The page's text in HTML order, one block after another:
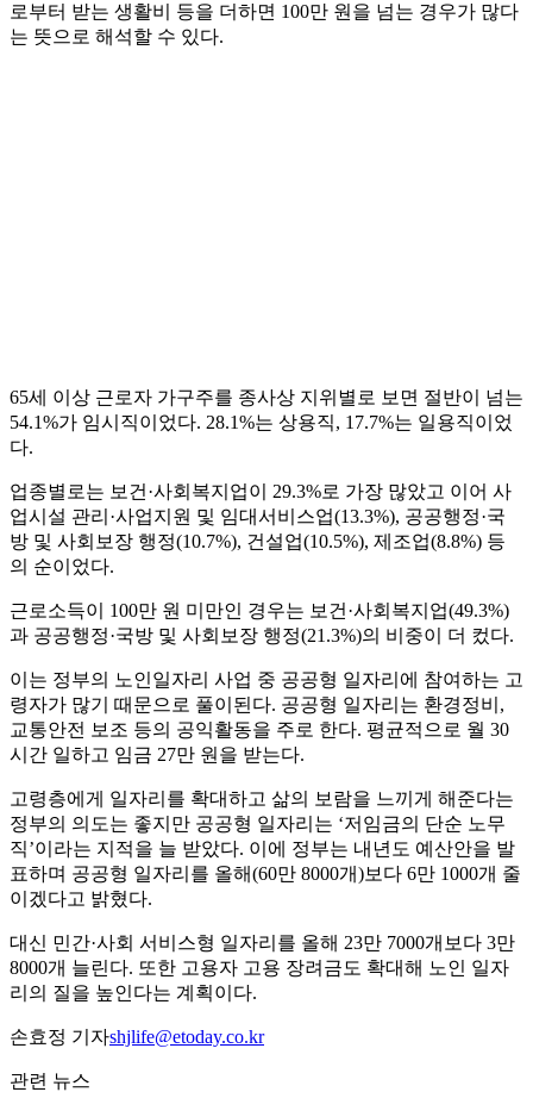
로부터 받는 생활비 등을 더하면 100만 원을 넘는 경우가 많다
는 뜻으로 해석할 수 있다.
65세 이상 근로자 가구주를 종사상 지위별로 보면 절반이 넘는
54.1%가 임시직이었다. 28.1%는 상용직, 17.7%는 일용직이었
다.
업종별로는 보건·사회복지업이 29.3%로 가장 많았고 이어 사
업시설 관리·사업지원 및 임대서비스업(13.3%), 공공행정·국
방 및 사회보장 행정(10.7%), 건설업(10.5%), 제조업(8.8%) 등
의 순이었다.
근로소득이 100만 원 미만인 경우는 보건·사회복지업(49.3%)
과 공공행정·국방 및 사회보장 행정(21.3%)의 비중이 더 컸다.
이는 정부의 노인일자리 사업 중 공공형 일자리에 참여하는 고
령자가 많기 때문으로 풀이된다. 공공형 일자리는 환경정비,
교통안전 보조 등의 공익활동을 주로 한다. 평균적으로 월 30
시간 일하고 임금 27만 원을 받는다.
고령층에게 일자리를 확대하고 삶의 보람을 느끼게 해준다는
정부의 의도는 좋지만 공공형 일자리는 ‘저임금의 단순 노무
직’이라는 지적을 늘 받았다. 이에 정부는 내년도 예산안을 발
표하며 공공형 일자리를 올해(60만 8000개)보다 6만 1000개 줄
이겠다고 밝혔다.
대신 민간·사회 서비스형 일자리를 올해 23만 7000개보다 3만
8000개 늘린다. 또한 고용자 고용 장려금도 확대해 노인 일자
리의 질을 높인다는 계획이다.
손효정 기자shjlife@etoday.co.kr
관련 뉴스